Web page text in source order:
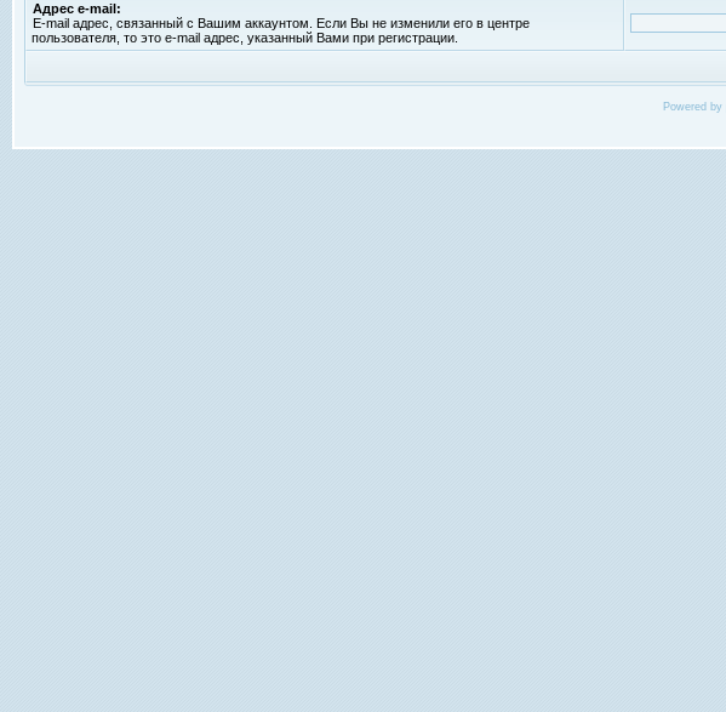
Адрес e-mail:
E-mail адрес, связанный с Вашим аккаунтом. Если Вы не изменили его в центре
пользователя, то это e-mail адрес, указанный Вами при регистрации.
Powered by